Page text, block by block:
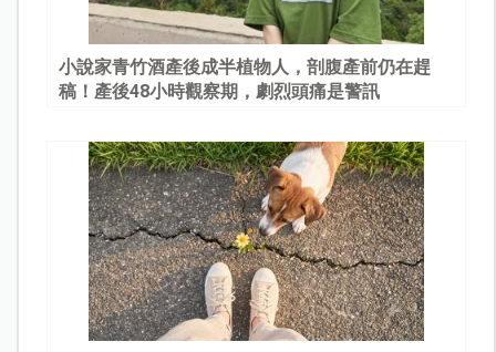
小說家青竹酒產後成半植物人，剖腹產前仍在趕
稿！產後48小時觀察期，劇烈頭痛是警訊